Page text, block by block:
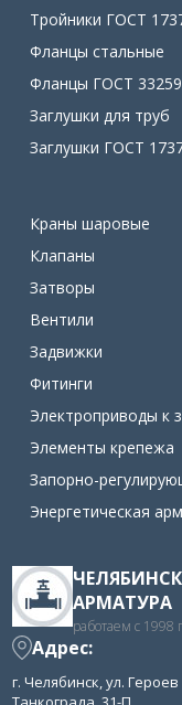
Тройники ГОСТ
Фланцы стальные
Фланцы ГОСТ
Заглушки для труб
Заглушки ГОСТ
Краны шаровые
Клапаны
Затворы
Вентили
Задвижки
Фитинги
Электроприводы к
Элементы крепежа
Запорно-
Энергетическая
АРМАТУРА
работаем с 1998
Адрес:
г. Челябинск, ул. Героев